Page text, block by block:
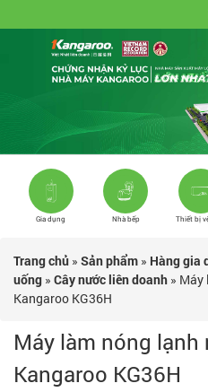
Gia dụng Nhà bếp Thiết bị
Trang chủ » Sản phẩm » Hàng gia
uống » Cây nước liên doanh » Máy
Kangaroo KG36H
Máy làm nóng lạnh
Kangaroo KG36H